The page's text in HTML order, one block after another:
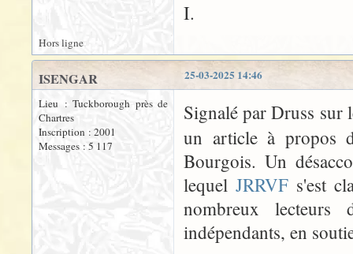
I.
Hors ligne
25-03-2025 14:46
ISENGAR
Lieu : Tuckborough près de
Chartres
Inscription : 2001
Messages : 5 117
Signalé par Druss
un article à propos
Bourgois. Un
lequel JRRVF s'est
nombreux lecteurs
indépendants, en